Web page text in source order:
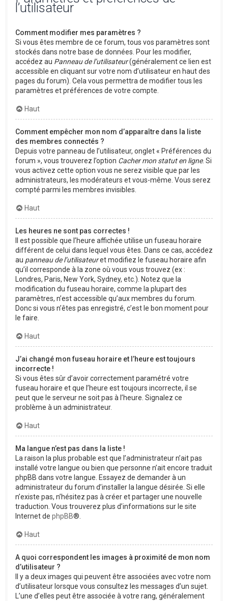
l’utilisateur
Comment modifier mes paramètres ?
Si vous êtes membre de ce forum, tous vos paramètres sont
stockés dans notre base de données. Pour les modifier,
accédez au Panneau de l’utilisateur(généralement ce lien est
accessible en cliquant sur votre nom d’utilisateur en haut des
pages du forum). Cela vous permettra de modifier tous les
paramètres et préférences de votre compte.
Haut
Comment empêcher mon nom d’apparaître dans la liste
des membres connectés ?
Depuis votre panneau de l’utilisateur, onglet « Préférences du
forum », vous trouverez l’option Cacher mon statut en ligne. Si
vous activez cette option vous ne serez visible que par les
administrateurs, les modérateurs et vous-même. Vous serez
compté parmi les membres invisibles.
Haut
Les heures ne sont pas correctes !
Il est possible que l’heure affichée utilise un fuseau horaire
différent de celui dans lequel vous êtes. Dans ce cas, accédez
au panneau de l’utilisateuret modifiez le fuseau horaire afin
qu’il corresponde à la zone où vous vous trouvez (ex :
Londres, Paris, New York, Sydney, etc.). Notez que la
modification du fuseau horaire, comme la plupart des
paramètres, n’est accessible qu’aux membres du forum.
Donc si vous n’êtes pas enregistré, c’est le bon moment pour
le faire.
Haut
J’ai changé mon fuseau horaire et l’heure est toujours
incorrecte !
Si vous êtes sûr d’avoir correctement paramétré votre
fuseau horaire et que l’heure est toujours incorrecte, il se
peut que le serveur ne soit pas à l’heure. Signalez ce
problème à un administrateur.
Haut
Ma langue n’est pas dans la liste !
La raison la plus probable est que l’administrateur n’ait pas
installé votre langue ou bien que personne n’ait encore traduit
phpBB dans votre langue. Essayez de demander à un
administrateur du forum d’installer la langue désirée. Si elle
n’existe pas, n’hésitez pas à créer et partager une nouvelle
traduction. Vous trouverez plus d’informations sur le site
Internet de phpBB®.
Haut
A quoi correspondent les images à proximité de mon nom
d’utilisateur ?
Il y a deux images qui peuvent être associées avec votre nom
d’utilisateur lorsque vous consultez les messages d’un sujet.
L’une d’elles peut être associée à votre rang, généralement